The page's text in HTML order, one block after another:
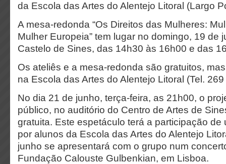
da Escola das Artes do Alentejo Litoral (Largo
A mesa-redonda “Os Direitos das Mulheres:
Mulher Europeia” tem lugar no domingo, 19 de
Castelo de Sines, das 14h30 às 16h00 e das
Os ateliês e a mesa-redonda são gratuitos,
na Escola das Artes do Alentejo Litoral (Tel.
No dia 21 de junho, terça-feira, as 21h00, o
público, no auditório do Centro de Artes de
gratuita. Este espetáculo terá a participação de
por alunos da Escola das Artes do Alentejo
junho se apresentará com o grupo num
Fundação Calouste Gulbenkian, em Lisboa.